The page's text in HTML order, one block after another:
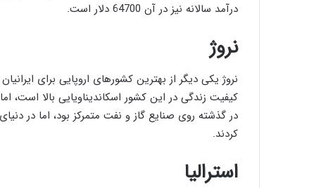
درآمد سالانه نیز در آن 64700 دلار است.
نروژ
کیفیت زندگی در این کشور اسکاندیناویایی بالا است،
در گذشته روی صنایع گاز و نفت متمرکز بود، اما در
کردند.
استرالیا